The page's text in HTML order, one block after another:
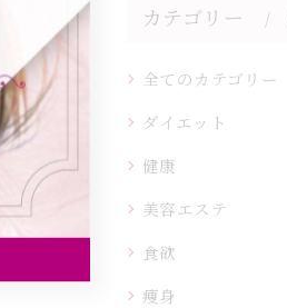
カテゴリー
全てのカテゴリー
ダイエット
健康
美容エステ
食欲
痩身